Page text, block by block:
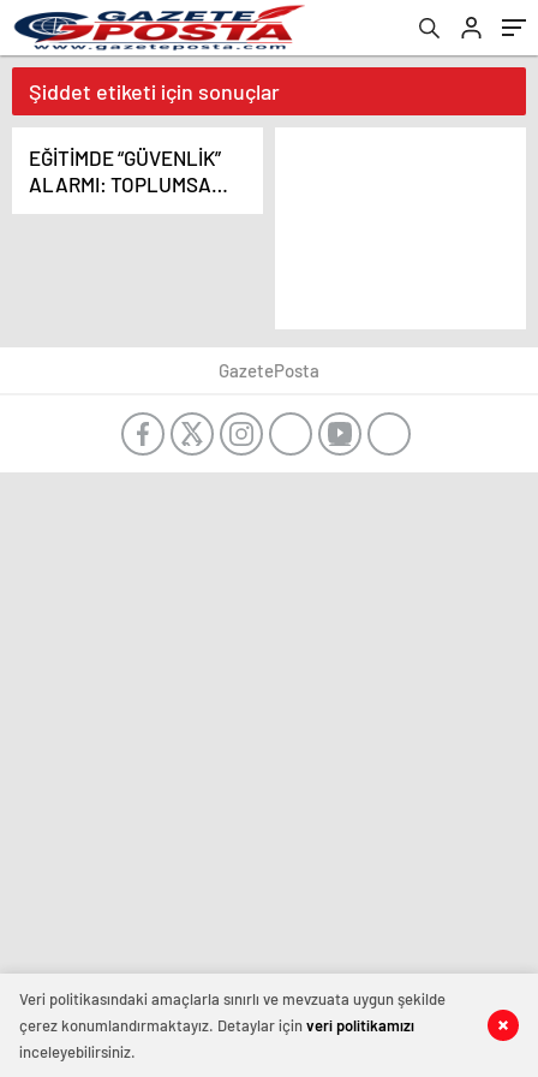
Şiddet etiketi için sonuçlar
EĞİTİMDE “GÜVENLİK”
ALARMI: TOPLUMSAL
SÜKÛNET İÇİN KISA
GazetePosta
Veri politikasındaki amaçlarla sınırlı ve mevzuata uygun şekilde
çerez konumlandırmaktayız. Detaylar içinveri politikamızı
inceleyebilirsiniz.